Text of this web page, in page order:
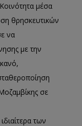
μέσα
θρησκευτικών
να
με την
σε
των